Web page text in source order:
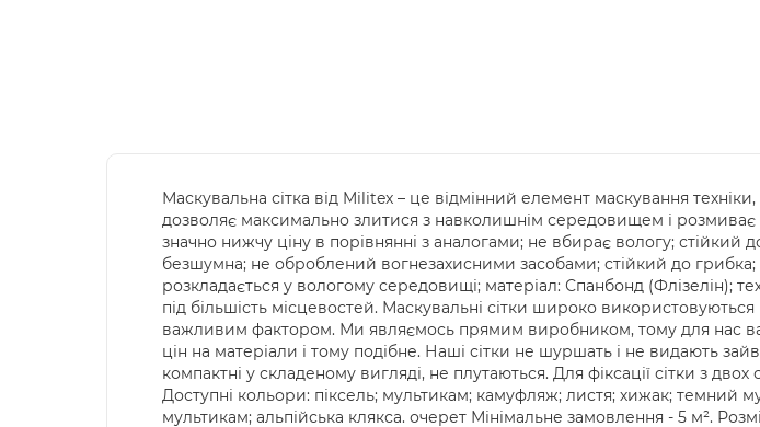
Маскувальна сітка від Militex – це відмінний елемент маскування
дозволяє максимально злитися з навколишнім середовищем і
значно нижчу ціну в порівнянні з аналогами; не вбирає вологу; стійкий
безшумна; не оброблений вогнезахисними засобами; стійкий до грибка;
розкладається у вологому середовищі; матеріал: Спанбонд (Флізелін);
під більшість місцевостей. Маскувальні сітки широко
важливим фактором. Ми являємось прямим виробником, тому для нас
цін на матеріали і тому подібне. Наші сітки не шуршать і не видають
компактні у складеному вигляді, не плутаються. Для фіксації сітки з
Доступні кольори: піксель; мультикам; камуфляж; листя; хижак; темний
мультикам; альпійська клякса. очерет Мінімальне замовлення - 5 м².